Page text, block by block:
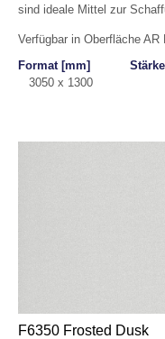
sind ideale Mittel zur
Verfügbar in Oberfläche AR
Format [mm] Stärke
3050 x 1300
F6350 Frosted Dusk